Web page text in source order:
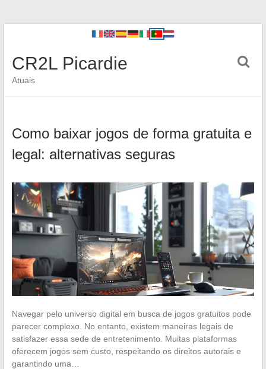
CR2L Picardie
Atuais
Como baixar jogos de forma gratuita e
legal: alternativas seguras
Navegar pelo universo digital em busca de jogos gratuitos pode
parecer complexo. No entanto, existem maneiras legais de
satisfazer essa sede de entretenimento. Muitas plataformas
oferecem jogos sem custo, respeitando os direitos autorais e
garantindo uma…